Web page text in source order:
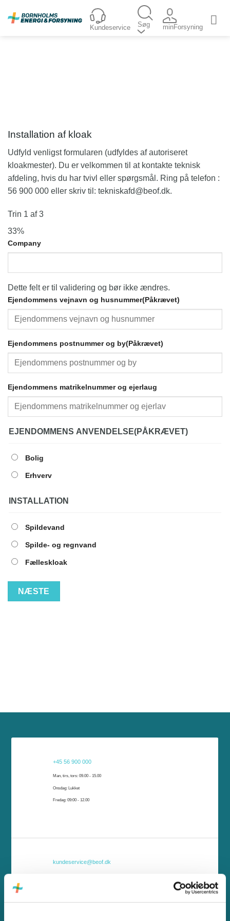
Kundeservice Søg minForsyning
Installation af kloak
Udfyld venligst formularen (udfyldes af autoriseret
kloakmester). Du er velkommen til at kontakte teknisk
afdeling, hvis du har tvivl eller spørgsmål. Ring på telefon :
56 900 000 eller skriv til: tekniskafd@beof.dk.
Trin 1 af3
33%
Company
Dette felt er til validering og bør ikke ændres.
Ejendommens vejnavn og husnummer(Påkrævet)
Ejendommens postnummer og by(Påkrævet)
Ejendommens matrikelnummer og ejerlaug
EJENDOMMENS ANVENDELSE(PÅKRÆVET)
Bolig
Erhverv
INSTALLATION
Spildevand
Spilde- og regnvand
Fælleskloak
mail eller komme forbi vores kundeservice i Rønne eller Nexø.
+45 56 900 000
Man, tirs, tors: 09.00 - 15.00
Onsdag: Lukket
Fredag: 09:00 - 12.00
kundeservice@beof.dk